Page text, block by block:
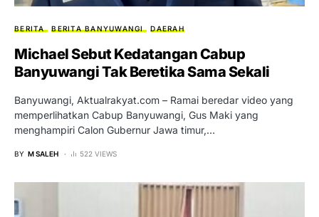
BERITA BERITA BANYUWANGI DAERAH
Michael Sebut Kedatangan Cabup
Banyuwangi Tak Beretika Sama Sekali
Banyuwangi, Aktualrakyat.com – Ramai beredar video yang
memperlihatkan Cabup Banyuwangi, Gus Maki yang
menghampiri Calon Gubernur Jawa timur,…
BY M SALEH 522 VIEWS